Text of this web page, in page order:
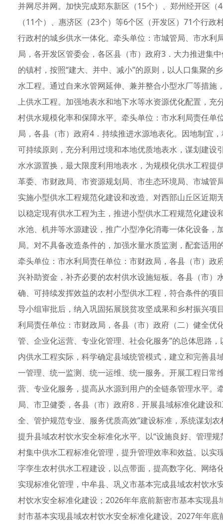
并网尽并网。加快完成郑东新区（15个）、郑州经开区
（11个）、惠济区（23个）等6个区（开发区）71个行
行政村的城乡供水一体化。牵头单位：市城管局、市水
局，各开发区管委会，各区县（市）政府3．大力推进集
的镇村，按照“建大、并中、减小”的原则，以人口集聚
水工程。通过自来水管网延伸、兼并整合小型水厂等措
上供水工程。加强地表水和地下水等水资源优化配置，
村供水规模化率和保障水平。牵头单位：市水利局责任
局，各县（市）政府4．持续推进水源地表化。因地制宜
可持续原则，充分利用过境和本地优质地表水，谋划建
水水源置换，最大限度利用地表水，为规模化供水工程
革委、市财政局、市资源规划局、市生态环境局、市城
实施小型供水工程规范化建设和改造。对西部山丘区近
以稳定现有供水工程为主，推进小型供水工程规范化建
水池、机井等水源建设，推广小型净化消毒一体化设备
局。对不具备改造条件的，加强水量水质监测，配套适
牵头单位：市水利局责任单位：市财政局，各县（市）
兴补助资金，补齐必要的农村供水设施短板。各县（市
确、可持续发挥效益的农村小型供水工程，符合条件的
导小组审批后，纳入巩固拓展脱贫攻坚成果和乡村振兴
利局责任单位：市财政局，各县（市）政府（二）健全优
管、企业化运营、专业化管理、社会化服务”的总体思路
内供水工程实际，科学确定县域统管模式，建立和完善
一管理、统一监测、统一运维、统一服务。开展工程日
营、专业化服务，提高从水源到用户的全链条管理水平
局、市卫健委，各县（市）政府8．开展县域标准化建设
全、管护规范专业、服务优质高效”建设标准，系统谋划
提升县域农村饮水安全标准化水平。以“设施良好、管理
村集中供水工程标准化管理，提升管理效率和效益。以实
字孪生农村供水工程建设，以点带面，提高数字化、网
实现标准化管理，中牟县、巩义市基本完成县域农村饮
村饮水安全标准化建设；2026年年底前新密市基本实现
封市基本实现县域农村饮水安全标准化建设。2027年年